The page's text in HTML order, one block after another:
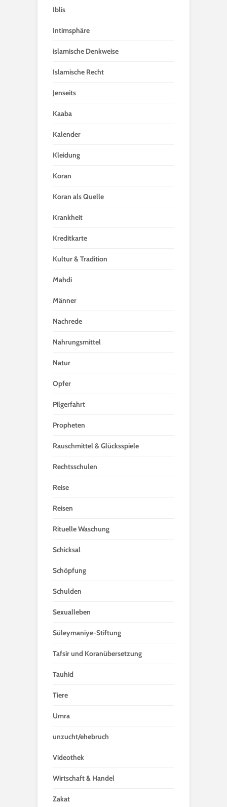
Iblis
Intimsphäre
islamische Denkweise
Islamische Recht
Jenseits
Kaaba
Kalender
Kleidung
Koran
Koran als Quelle
Krankheit
Kreditkarte
Kultur & Tradition
Mahdi
Männer
Nachrede
Nahrungsmittel
Natur
Opfer
Pilgerfahrt
Propheten
Rauschmittel & Glücksspiele
Rechtsschulen
Reise
Reisen
Rituelle Waschung
Schicksal
Schöpfung
Schulden
Sexualleben
Süleymaniye-Stiftung
Tafsir und Koranübersetzung
Tauhid
Tiere
Umra
unzucht/ehebruch
Videothek
Wirtschaft & Handel
Zakat